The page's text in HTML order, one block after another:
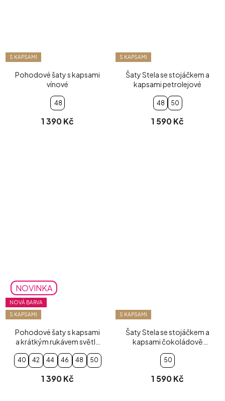
S KAPSAMI
Pohodové šaty s kapsami
vínové
48
1 390 Kč
S KAPSAMI
Šaty Stela se stojáčkem a
kapsami petrolejové
48 50
1 590 Kč
NOVINKA
NOVÁ BARVA
S KAPSAMI
Pohodové šaty s kapsami
a krátkým rukávem světle
40 42 44 46 48 50
1 390 Kč
S KAPSAMI
Šaty Stela se stojáčkem a
kapsami čokoládově
50
1 590 Kč